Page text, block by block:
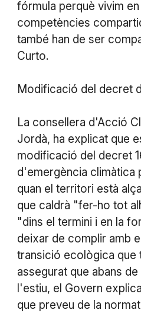
fórmula perquè vivim
competències
també han de ser
Curto.
Modificació del decret
La consellera d'Acció
Jordà, ha explicat que
modificació del decret
d'emergència climàtica
quan el territori està
que caldrà "fer-ho tot
"dins el termini i en la
deixar de complir amb
transició ecològica que
assegurat que abans
l'estiu, el Govern
que preveu de la